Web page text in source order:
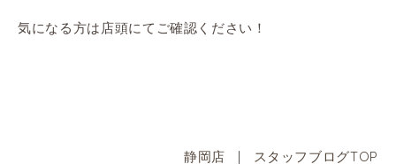
気になる方は店頭にてご確認ください！
静岡店 | スタッフブログTOP